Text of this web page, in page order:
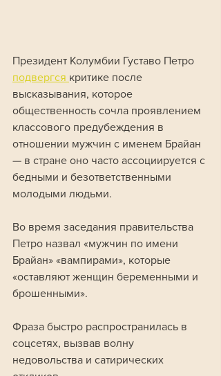
Президент Колумбии Густаво Петро
подвергся критике после
высказывания, которое
общественность сочла проявлением
классового предубеждения в
отношении мужчин с именем Брайан
— в стране оно часто ассоциируется с
бедными и безответственными
молодыми людьми.
Во время заседания правительства
Петро назвал «мужчин по имени
Брайан» «вампирами», которые
«оставляют женщин беременными и
брошенными».
Фраза быстро распространилась в
соцсетях, вызвав волну
недовольства и сатирических